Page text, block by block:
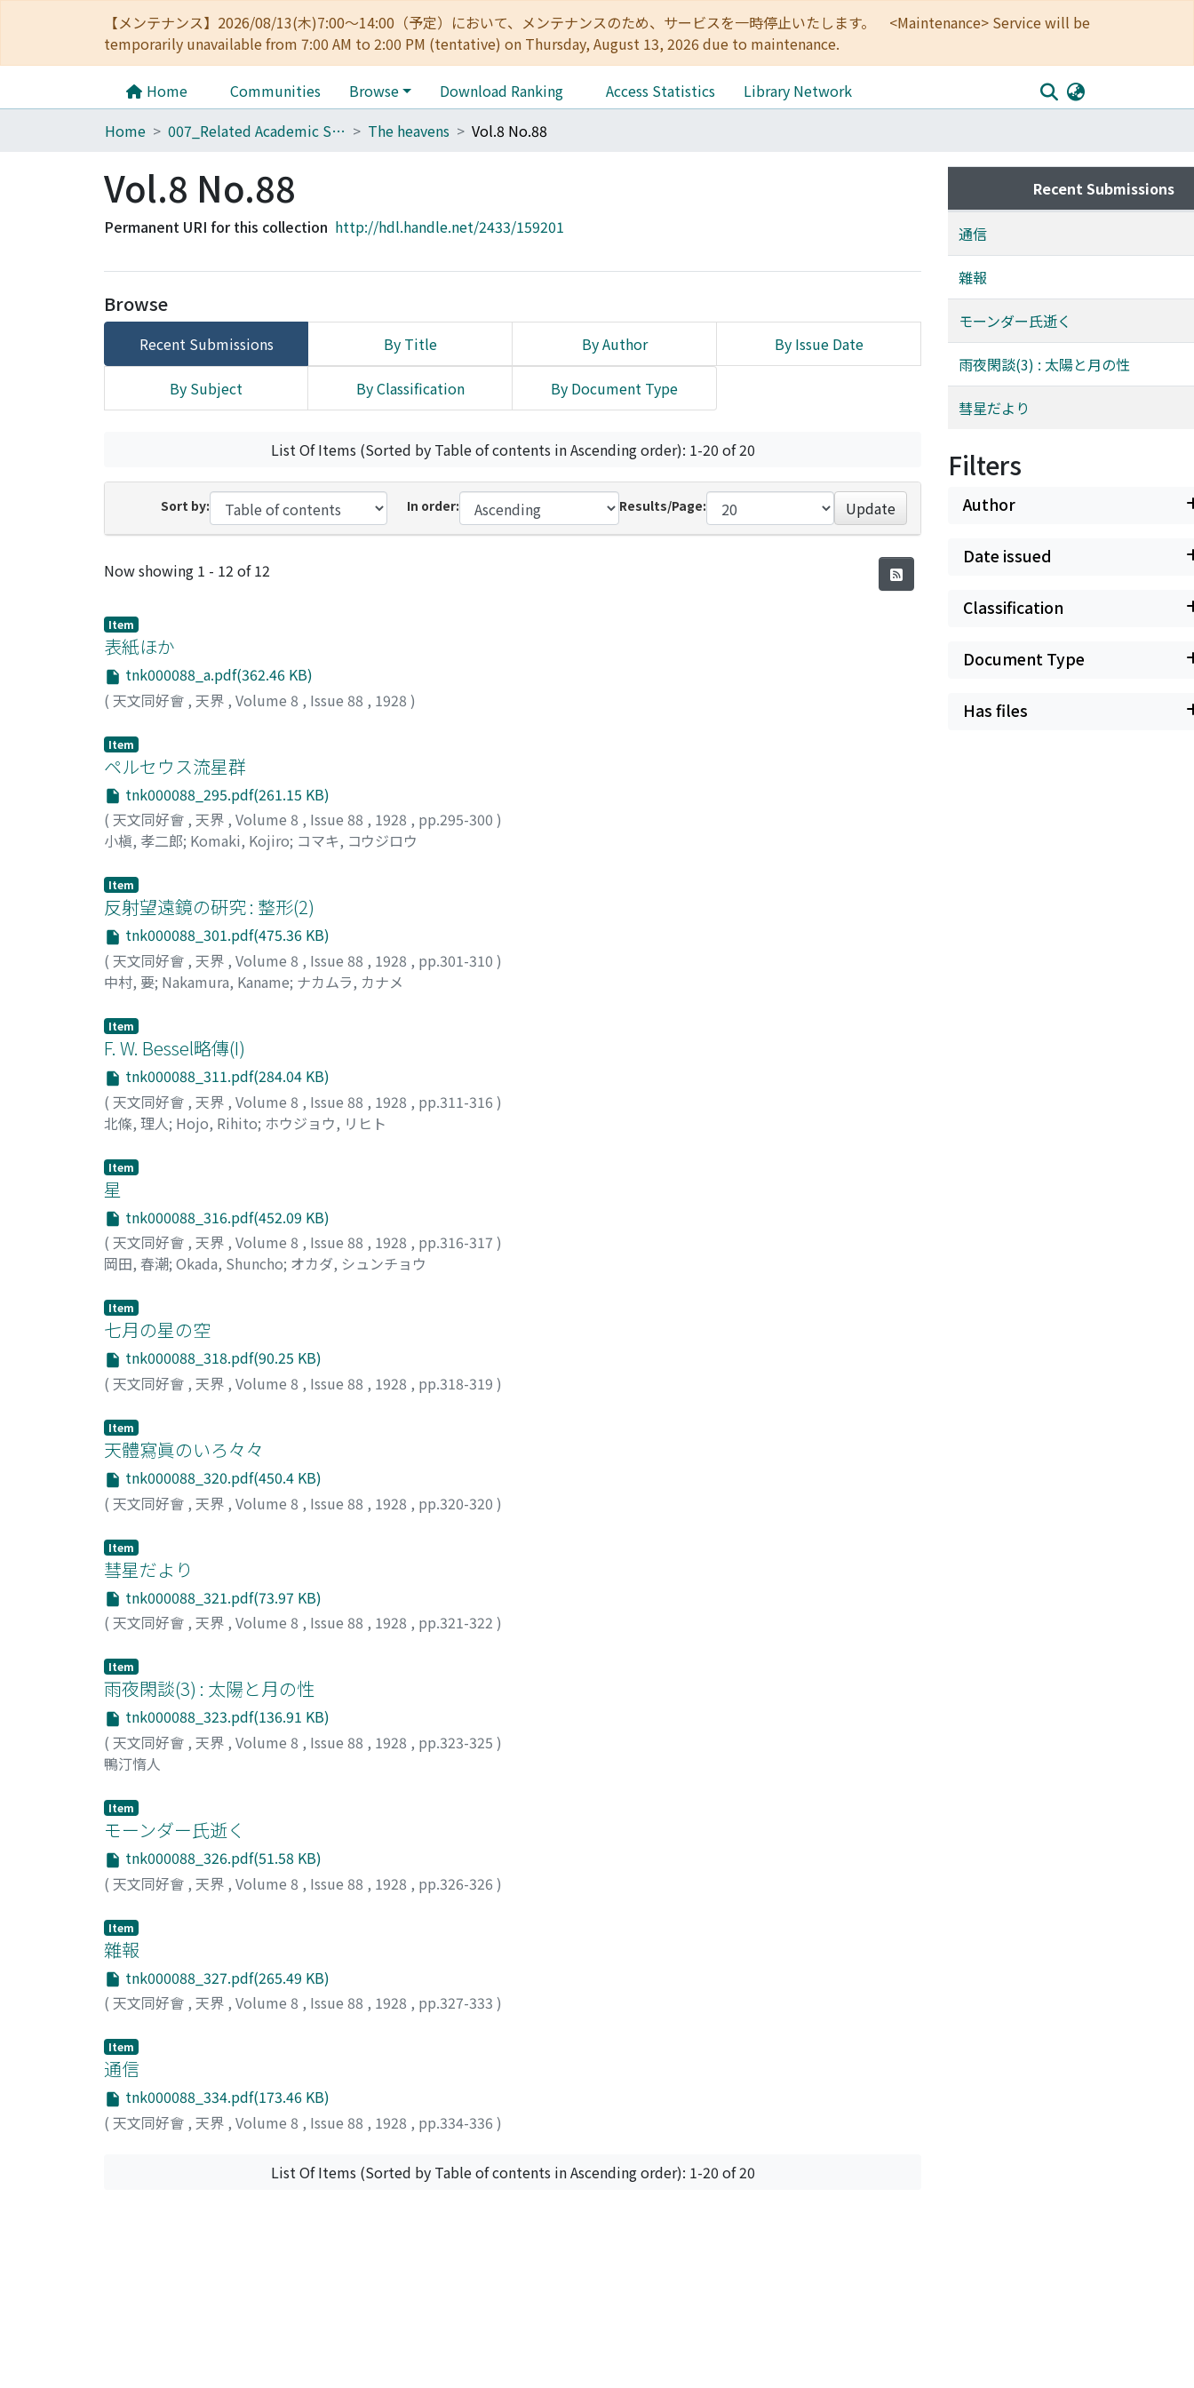
【メンテナンス】2026/08/13(木)7:00～14:00（予定）において、メンテナンスのため、サービスを一時停止いたします。 <Maintenance> Service will be
temporarily unavailable from 7:00 AM to 2:00 PM (tentative) on Thursday, August 13, 2026 due to maintenance.
Home Communities Browse Download Ranking Access Statistics
Library Network
Home
007_Related Academic Societies The heavens Vol.8 No.88
Vol.8 No.88
Permanent URI for this collection http://hdl.handle.net/2433/159201
Browse
Recent Submissions By Title By Author By Issue Date
By Subject By Classification By Document Type
List Of Items (Sorted by Table of contents in Ascending order): 1-20 of 20
Sort by: In order: Results/Page: Update
Recent Submissions
Now showing 1 - 12 of 12
Item
表紙ほか
tnk000088_a.pdf(362.46 KB)
( 天文同好會 , 天界 , Volume 8 , Issue 88 , 1928 )
Item
ペルセウス流星群
tnk000088_295.pdf(261.15 KB)
( 天文同好會 , 天界 , Volume 8 , Issue 88 , 1928 , pp.295-300 )
小槇, 孝二郎; Komaki, Kojiro; コマキ, コウジロウ
Item
反射望遠鏡の硏究 : 整形(2)
tnk000088_301.pdf(475.36 KB)
( 天文同好會 , 天界 , Volume 8 , Issue 88 , 1928 , pp.301-310 )
中村, 要; Nakamura, Kaname; ナカムラ, カナメ
Item
F. W. Bessel略傳(I)
tnk000088_311.pdf(284.04 KB)
( 天文同好會 , 天界 , Volume 8 , Issue 88 , 1928 , pp.311-316 )
北條, 理人; Hojo, Rihito; ホウジョウ, リヒト
Item
星
tnk000088_316.pdf(452.09 KB)
( 天文同好會 , 天界 , Volume 8 , Issue 88 , 1928 , pp.316-317 )
岡田, 春潮; Okada, Shuncho; オカダ, シュンチョウ
Item
七月の星の空
tnk000088_318.pdf(90.25 KB)
( 天文同好會 , 天界 , Volume 8 , Issue 88 , 1928 , pp.318-319 )
Item
天體寫眞のいろ々々
tnk000088_320.pdf(450.4 KB)
( 天文同好會 , 天界 , Volume 8 , Issue 88 , 1928 , pp.320-320 )
Item
彗星だより
tnk000088_321.pdf(73.97 KB)
( 天文同好會 , 天界 , Volume 8 , Issue 88 , 1928 , pp.321-322 )
Item
雨夜閑談(3) : 太陽と月の性
tnk000088_323.pdf(136.91 KB)
( 天文同好會 , 天界 , Volume 8 , Issue 88 , 1928 , pp.323-325 )
鴨汀惰人
Item
モーンダー氏逝く
tnk000088_326.pdf(51.58 KB)
( 天文同好會 , 天界 , Volume 8 , Issue 88 , 1928 , pp.326-326 )
Item
雜報
tnk000088_327.pdf(265.49 KB)
( 天文同好會 , 天界 , Volume 8 , Issue 88 , 1928 , pp.327-333 )
Item
通信
tnk000088_334.pdf(173.46 KB)
( 天文同好會 , 天界 , Volume 8 , Issue 88 , 1928 , pp.334-336 )
List Of Items (Sorted by Table of contents in Ascending order): 1-20 of 20
Recent Submissions
通信
雜報
モーンダー氏逝く
雨夜閑談(3) : 太陽と月の性
彗星だより
Filters
Author
Date issued
Classification
Document Type
Has files